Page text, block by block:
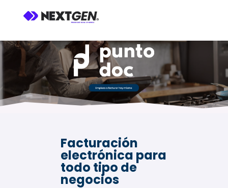
Facturación
electrónica para
todo tipo de
negocios